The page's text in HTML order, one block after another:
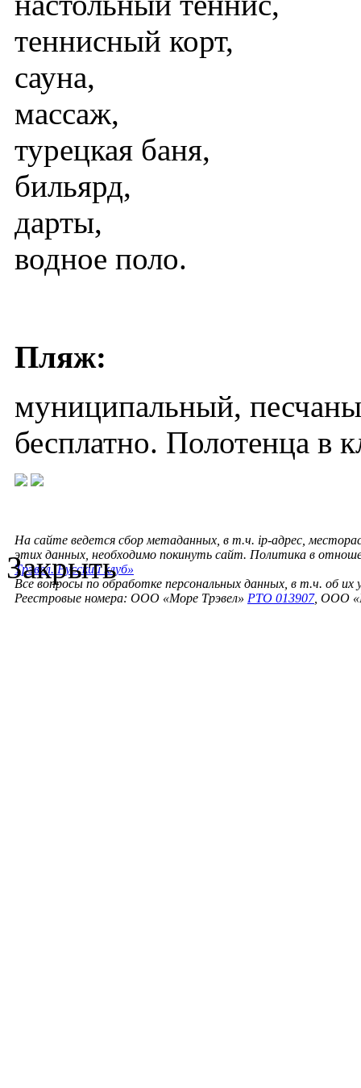
теннисный корт,
сауна,
массаж,
турецкая баня,
бильярд,
дарты,
водное поло.
Пляж:
муниципальный,
бесплатно. Полотенца в
На сайте ведется сбор метаданных, в т.ч. ip-адрес,
этих данных, необходимо покинуть сайт. Политика в
Трэвел. Русский клуб»
Все вопросы по обработке персональных данных, в т.ч. об их
Реестровые номера: ООО «Море Трэвел» РТО 013907, ООО
Закрыть